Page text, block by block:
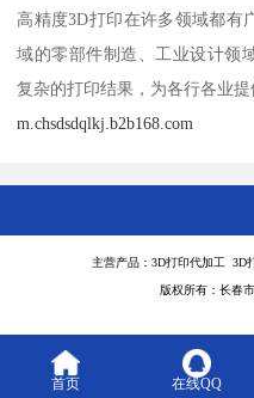
高精度3D打印在许多领域都有
域的零部件制造、工业设计领
复杂的打印结果，为各行各业提
m.chsdsdqlkj.b2b168.com
主营产品：3D打印代加工 3D
版权所有：长春
首页 在线QQ